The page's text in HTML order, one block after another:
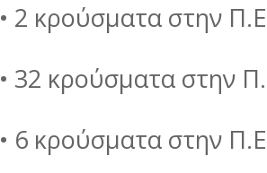
• 2 κρούσματα στην
• 32 κρούσματα στην
• 6 κρούσματα στην